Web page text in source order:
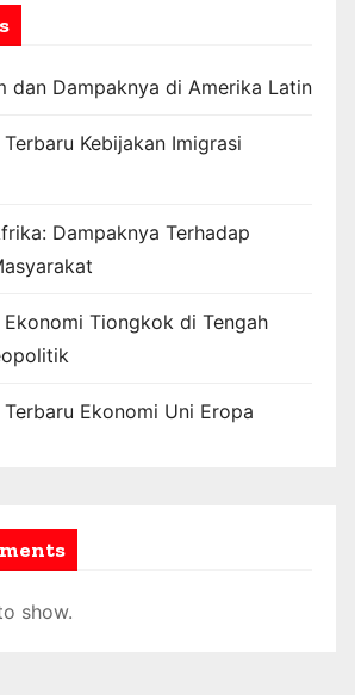
dan Dampaknya di Amerika Latin
Kebijakan Imigrasi
Dampaknya Terhadap
Ekonomi Tiongkok di Tengah
Ekonomi Uni Eropa
show.